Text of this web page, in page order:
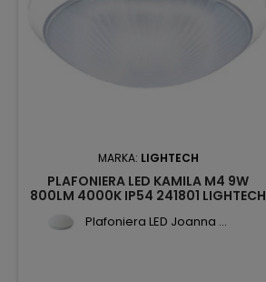
MARKA: LIGHTECH
PLAFONIERA LED KAMILA M4 9W
800LM 4000K IP54 241801 LIGHTECH
Plafoniera LED Joanna ...